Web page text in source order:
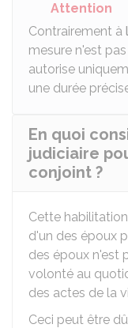
Attention
Contrairement à
mesure n'est
autorise
une durée
En quoi
judiciaire
conjoint ?
Cette
d'un des époux
des époux n'est
volonté au
des actes de la
Ceci peut être